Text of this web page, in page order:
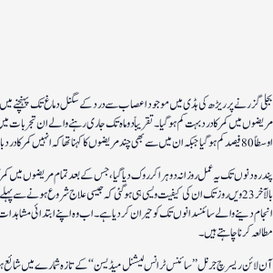
بجلی گزرنے پر ریڑھ کی ہڈی میں موجود اعصاب سے درد کے سگنل دماغ تک پہنچنے
اوسطاً 80 فیصد کم ہوگیا جبکہ ان میں سے بھی چند مریضوں کا کہنا تھا کہ انہیں کمر کا درد بالکل بھی محسوس نہیں ہوا۔
پندرہ دنوں تک یہ عمل روزانہ دوہرا کر روک دیا گیا، جس کے بعد تمام مریضوں میں کمر
بالآخر 23 ویں روز تک ان کی کیفیت ویسی ہی ہوگئی کہ جیسی علاج شروع ہونے
انجام دینے والے سائنسدانوں تک کو حیران کردیا ہے۔ اب وہ اپنے ابتدائی
مطالعہ کرنا چاہتے ہیں۔
آن لائن ریسرچ جرنل ’’سائنس ٹرانس لیشنل میڈیسن‘‘ کے تازہ شمارے میں